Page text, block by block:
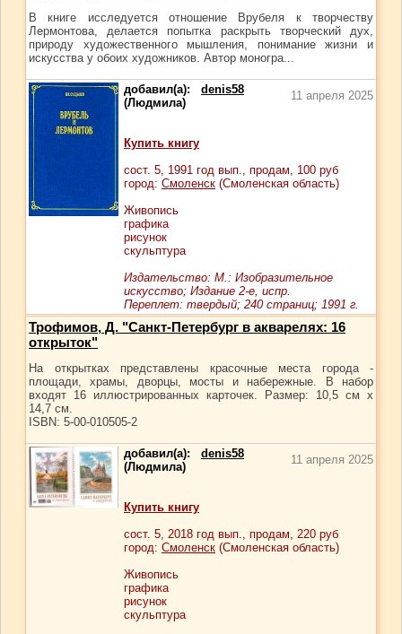
В книге исследуется отношение Врубеля к творчеству
Лермонтова, делается попытка раскрыть творческий дух,
природу художественного мышления, понимание жизни и
искусства у обоих художников. Автор моногра...
добавил(а): denis58
(Людмила)
11 апреля 2025
Купить книгу
сост. 5, 1991 год вып., продам, 100 руб
город: Смоленск (Смоленская область)
Живопись
графика
рисунок
скульптура
Издательство: М.: Изобразительное
искусство; Издание 2-е, испр.
Переплет: твердый; 240 страниц; 1991 г.
Трофимов, Д. "Санкт-Петербург в акварелях: 16
открыток"
На открытках представлены красочные места города -
площади, храмы, дворцы, мосты и набережные. В набор
входят 16 иллюстрированных карточек. Размер: 10,5 см x
14,7 см.
ISBN: 5-00-010505-2
добавил(а): denis58
(Людмила)
11 апреля 2025
Купить книгу
сост. 5, 2018 год вып., продам, 220 руб
город: Смоленск (Смоленская область)
Живопись
графика
рисунок
скульптура